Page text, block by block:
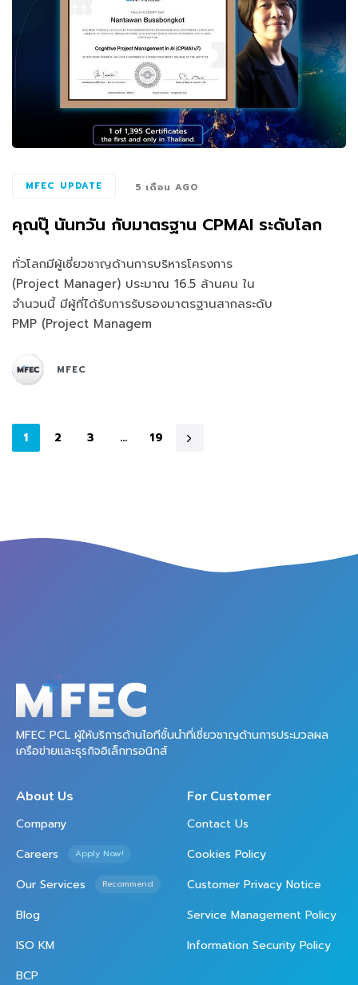
MFEC UPDATE 5 เดือน AGO
คุณปุ๊ นันทวัน กับมาตรฐาน CPMAI ระดับโลก
ทั่วโลกมีผู้เชี่ยวชาญด้านการบริหารโครงการ
(Project Manager) ประมาณ 16.5 ล้านคน ใน
จำนวนนี้ มีผู้ที่ได้รับการรับรองมาตรฐานสากลระดับ
PMP (Project Managem
MFEC
1 2 3 … 19
MFEC PCL ผู้ให้บริการด้านไอทีชั้นนำที่เชี่ยวชาญด้านการประมวลผล
เครือข่ายและธุรกิจอิเล็กทรอนิกส์
About Us
Company
Careers
Apply Now!
Our Services Recommend
Blog
ISO KM
BCP
For Customer
Contact Us
Cookies Policy
Customer Privacy Notice
Service Management Policy
Information Security Policy